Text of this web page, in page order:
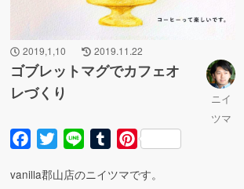
2019,1,10 2019.11.22
ゴブレットマグでカフェオ
レづくり
ニイ
ツマ
Facebook
Twitter Line TumblrPinterest
vanilla郡山店のニイツマです。